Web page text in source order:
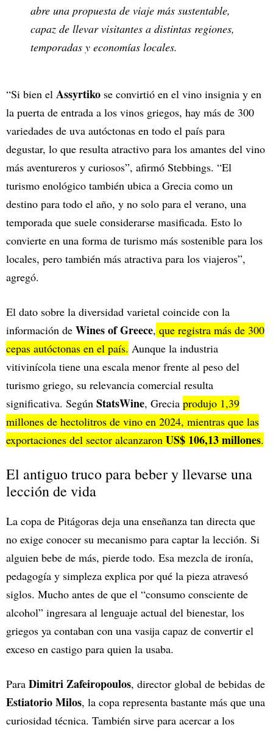
abre una propuesta de viaje más sustentable,
capaz de llevar visitantes a distintas regiones,
temporadas y economías locales.
“Si bien el Assyrtiko se convirtió en el vino insignia y en
la puerta de entrada a los vinos griegos, hay más de 300
variedades de uva autóctonas en todo el país para
degustar, lo que resulta atractivo para los amantes del vino
más aventureros y curiosos”, afirmó Stebbings. “El
turismo enológico también ubica a Grecia como un
destino para todo el año, y no solo para el verano, una
temporada que suele considerarse masificada. Esto lo
convierte en una forma de turismo más sostenible para los
locales, pero también más atractiva para los viajeros”,
agregó.
El dato sobre la diversidad varietal coincide con la
información de Wines of Greece, que registra más de 300
cepas autóctonas en el país. Aunque la industria
vitivinícola tiene una escala menor frente al peso del
turismo griego, su relevancia comercial resulta
significativa. Según StatsWine, Grecia produjo 1,39
millones de hectolitros de vino en 2024, mientras que las
exportaciones del sector alcanzaron US$ 106,13 millones.
El antiguo truco para beber y llevarse una
lección de vida
La copa de Pitágoras deja una enseñanza tan directa que
no exige conocer su mecanismo para captar la lección. Si
alguien bebe de más, pierde todo. Esa mezcla de ironía,
pedagogía y simpleza explica por qué la pieza atravesó
siglos. Mucho antes de que el “consumo consciente de
alcohol” ingresara al lenguaje actual del bienestar, los
griegos ya contaban con una vasija capaz de convertir el
exceso en castigo para quien la usaba.
Para Dimitri Zafeiropoulos, director global de bebidas de
Estiatorio Milos, la copa representa bastante más que una
curiosidad técnica. También sirve para acercar a los